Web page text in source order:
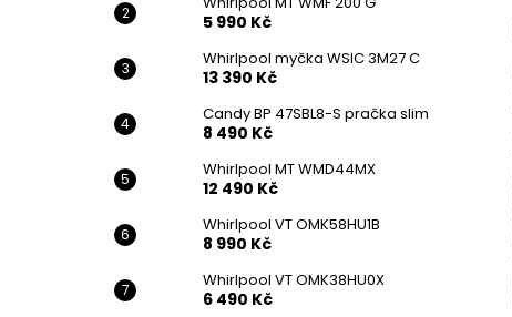
5 990 Kč
Whirlpool myčka WSIC 3M27 C
13 390 Kč
Candy BP 47SBL8-S pračka slim
8 490 Kč
Whirlpool MT WMD44MX
12 490 Kč
Whirlpool VT OMK58HU1B
8 990 Kč
Whirlpool VT OMK38HU0X
6 490 Kč